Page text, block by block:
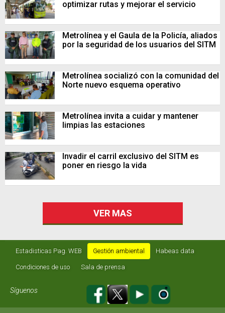
optimizar rutas y mejorar el servicio
Metrolínea y el Gaula de la Policía, aliados
por la seguridad de los usuarios del SITM
Metrolínea socializó con la comunidad del
Norte nuevo esquema operativo
Metrolínea invita a cuidar y mantener
limpias las estaciones
Invadir el carril exclusivo del SITM es
poner en riesgo la vida
VER MAS
Estadisticas Pag. WEB Gestión ambiental Habeas data
Condiciones de uso Sala de prensa
Síguenos